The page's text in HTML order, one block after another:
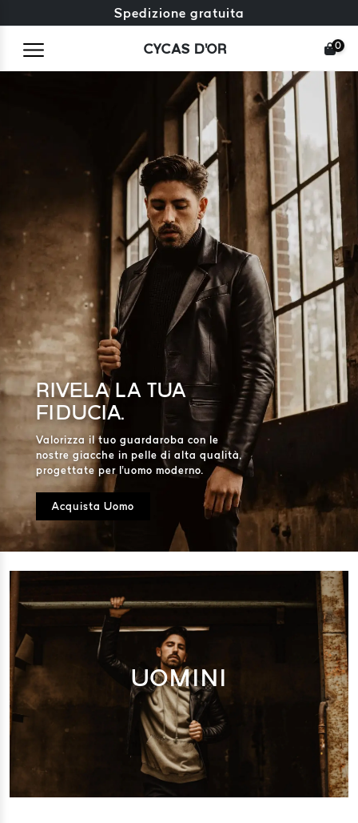
Reso gratuito + resi gratuiti
Spedizione gratuita
CYCAS D'OR 0
RIVELA LA TUA
FIDUCIA.
Valorizza il tuo guardaroba con le
nostre giacche in pelle di alta qualità,
progettate per l'uomo moderno.
Acquista Uomo
UOMINI